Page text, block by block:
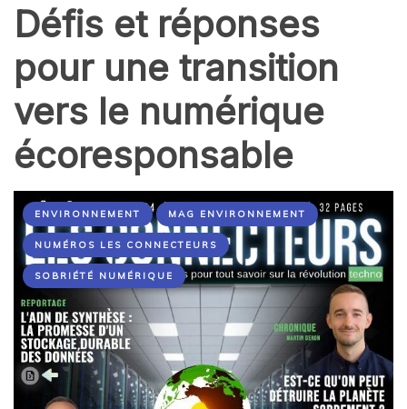
Défis et réponses
pour une transition
vers le numérique
écoresponsable
ENVIRONNEMENT MAG ENVIRONNEMENT
NUMÉROS LES CONNECTEURS
SOBRIÉTÉ NUMÉRIQUE